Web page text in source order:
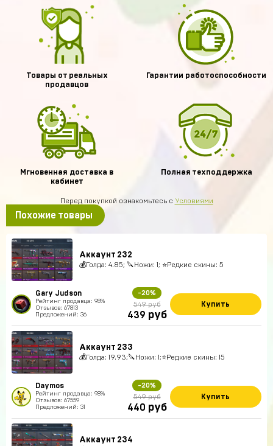
Товары от реальных
продавцов
Гарантии работоспособности
Мгновенная доставка в
кабинет
Полная техподдержка
Перед покупкой ознакомьтесь с Условиями
Похожие товары
Аккаунт 232
💰Голда: 4.85; 🔪Ножи: 1; ⭐️Редкие скины: 5
Gary Judson
Рейтинг продавца: 98%
Отзывов: 67813
Предложений: 36
-20%
549 руб
439 руб
Купить
Аккаунт 233
💰Голда: 19.93;🔪Ножи: 1;⭐️Редкие скины: 15
Daymos
Рейтинг продавца: 98%
Отзывов: 67559
Предложений: 31
-20%
549 руб
440 руб
Купить
Аккаунт 234